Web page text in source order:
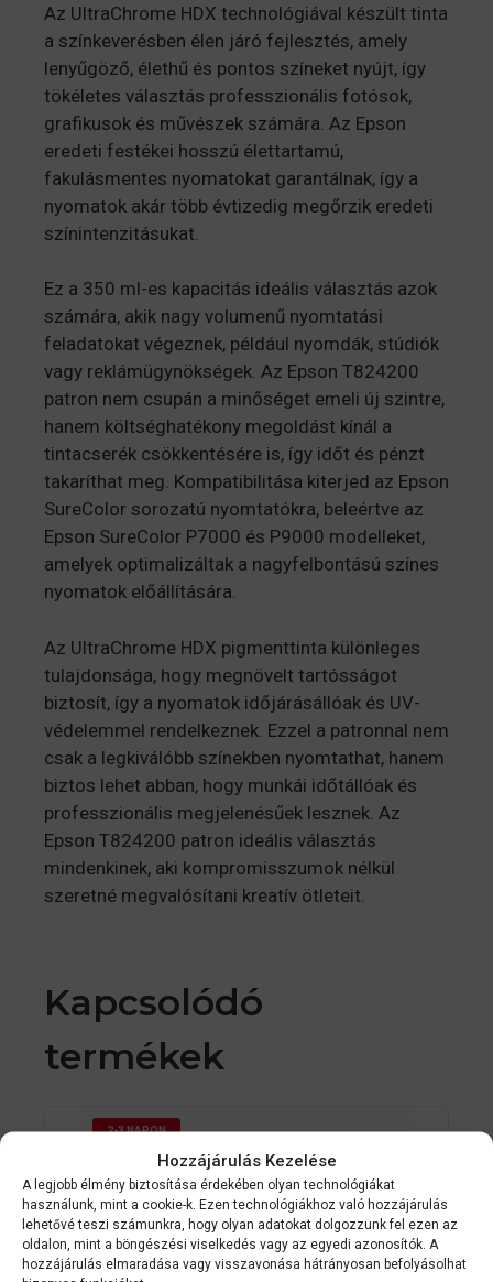
Hozzájárulás Kezelése
A legjobb élmény biztosítása érdekében olyan technológiákat
használunk, mint a cookie-k. Ezen technológiákhoz való hozzájárulás
lehetővé teszi számunkra, hogy olyan adatokat dolgozzunk fel ezen az
oldalon, mint a böngészési viselkedés vagy az egyedi azonosítók. A
hozzájárulás elmaradása vagy visszavonása hátrányosan befolyásolhat
Az UltraChrome HDX technológiával készült tinta
a színkeverésben élen járó fejlesztés, amely
lenyűgöző, élethű és pontos színeket nyújt, így
tökéletes választás professzionális fotósok,
grafikusok és művészek számára. Az Epson
eredeti festékei hosszú élettartamú,
fakulásmentes nyomatokat garantálnak, így a
nyomatok akár több évtizedig megőrzik eredeti
színintenzitásukat.
Ez a 350 ml-es kapacitás ideális választás azok
számára, akik nagy volumenű nyomtatási
feladatokat végeznek, például nyomdák, stúdiók
vagy reklámügynökségek. Az Epson T824200
patron nem csupán a minőséget emeli új szintre,
hanem költséghatékony megoldást kínál a
tintacserék csökkentésére is, így időt és pénzt
takaríthat meg. Kompatibilitása kiterjed az Epson
SureColor sorozatú nyomtatókra, beleértve az
Epson SureColor P7000 és P9000 modelleket,
amelyek optimalizáltak a nagyfelbontású színes
nyomatok előállítására.
Az UltraChrome HDX pigmenttinta különleges
tulajdonsága, hogy megnövelt tartósságot
biztosít, így a nyomatok időjárásállóak és UV-
védelemmel rendelkeznek. Ezzel a patronnal nem
csak a legkiválóbb színekben nyomtathat, hanem
biztos lehet abban, hogy munkái időtállóak és
professzionális megjelenésűek lesznek. Az
Epson T824200 patron ideális választás
mindenkinek, aki kompromisszumok nélkül
szeretné megvalósítani kreatív ötleteit.
Kapcsolódó
termékek
2-3 NAPON